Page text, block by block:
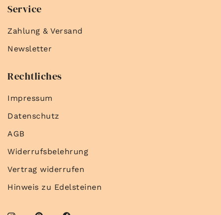
Service
Zahlung & Versand
Newsletter
Rechtliches
Impressum
Datenschutz
AGB
Widerrufsbelehrung
Vertrag widerrufen
Hinweis zu Edelsteinen